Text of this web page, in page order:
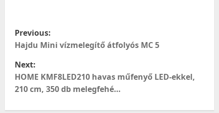
P
o
s
t
Previous:
Hajdu Mini vízmelegítő átfolyós MC 5
Next:
HOME KMF8LED210 havas műfenyő LED-ekkel,
210 cm, 350 db melegfehé…